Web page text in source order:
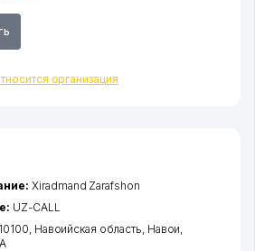
организация
Xiradmand Zarafshon
UZ-CALL
Навоийская область Навои